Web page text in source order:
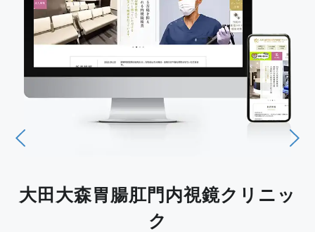
大田大森胃腸肛門内視鏡クリニッ
ク